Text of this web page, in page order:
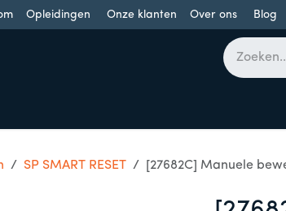
Opleidingen Onze klanten Over ons Blog
SP SMART RESET [27682C] Manuele